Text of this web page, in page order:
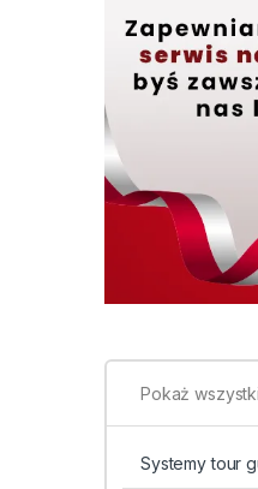
Pokaż
Systemy tour